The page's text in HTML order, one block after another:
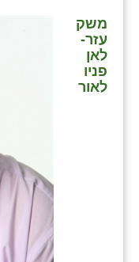
משק
עזר-
לאן
פניו
לאור